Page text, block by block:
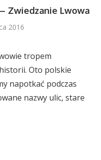
Zwiedzanie Lwowa
2016
tropem
Oto polskie
napotkać podczas
nazwy ulic, stare